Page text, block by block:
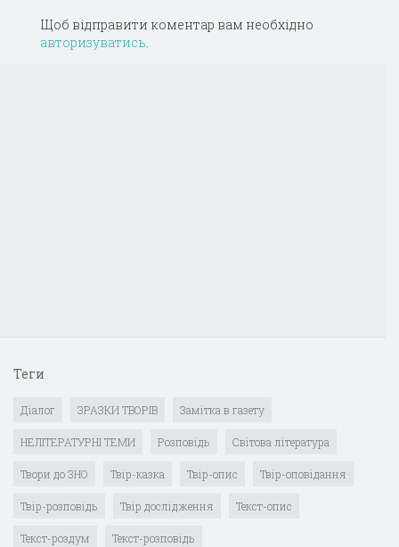
Щоб відправити коментар вам необхідно
авторизуватись.
Теги
Діалог ЗРАЗКИ ТВОРІВ Замітка в газету
НЕЛІТЕРАТУРНІ ТЕМИ Розповідь Світова література
Твори до ЗНО Твір-казка Твір-опис Твір-оповідання
Твір-розповідь Твір дослідження Текст-опис
Текст-роздум Текст-розповідь